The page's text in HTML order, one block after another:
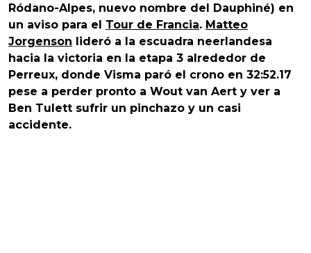
Ródano-Alpes, nuevo nombre del Dauphiné) en
un aviso para el Tour de Francia. Matteo
Jorgenson lideró a la escuadra neerlandesa
hacia la victoria en la etapa 3 alrededor de
Perreux, donde Visma paró el crono en 32:52.17
pese a perder pronto a Wout van Aert y ver a
Ben Tulett sufrir un pinchazo y un casi
accidente.